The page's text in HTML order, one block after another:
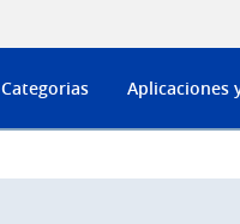
Categorias Aplicaciones